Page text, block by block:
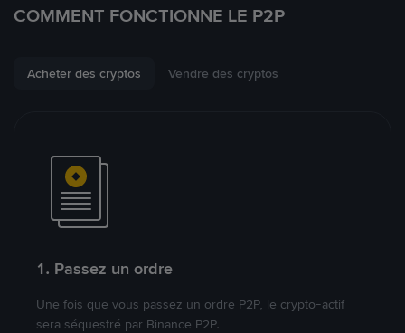
COMMENT FONCTIONNE LE P2P
Acheter des cryptos Vendre des cryptos
1. Passez un ordre
Une fois que vous passez un ordre P2P, le crypto-actif
sera séquestré par Binance P2P.